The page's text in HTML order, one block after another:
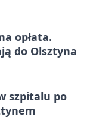
opłata.
do Olsztyna
szpitalu po